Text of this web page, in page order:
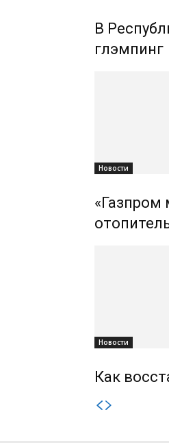
В
глэмпинг
Новости
«Газпром
Новости
Как